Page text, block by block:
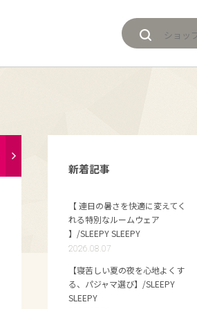
新着記事
【 連日の暑さを快適に変えてく
れる特別なルームウェア
】/SLEEPY SLEEPY
2026.08.07
【寝苦しい夏の夜を心地よくす
る、パジャマ選び】/SLEEPY
SLEEPY